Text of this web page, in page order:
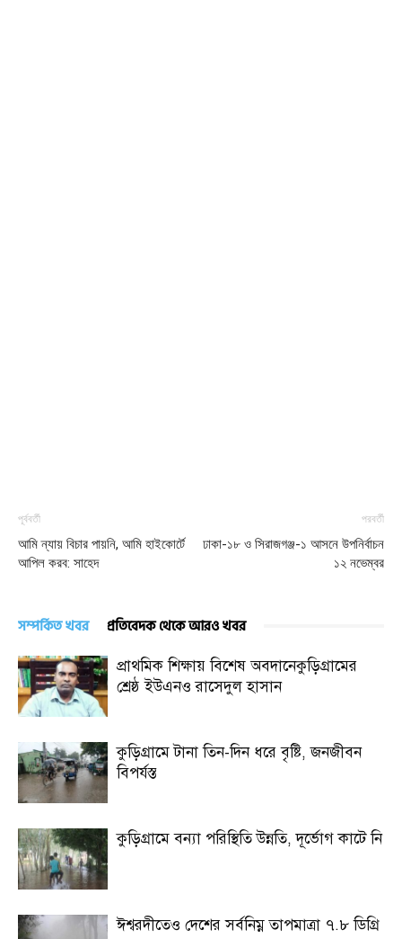
পূর্ববর্তী
আমি ন্যায় বিচার পায়নি, আমি হাইকোর্টে
আপিল করব: সাহেদ
পরবর্তী
ঢাকা-১৮ ও সিরাজগঞ্জ-১ আসনে উপনির্বাচন
১২ নভেম্বর
সম্পর্কিত খবর প্রতিবেদক থেকে আরও খবর
প্রাথমিক শিক্ষায় বিশেষ অবদানেকুড়িগ্রামের
শ্রেষ্ঠ ইউএনও রাসেদুল হাসান
কুড়িগ্রামে টানা তিন-দিন ধরে বৃষ্টি, জনজীবন
বিপর্যস্ত
কুড়িগ্রামে বন্যা পরিস্থিতি উন্নতি, দূর্ভোগ কাটে নি
ঈশ্বরদীতেও দেশের সর্বনিম্ন তাপমাত্রা ৭.৮ ডিগ্রি